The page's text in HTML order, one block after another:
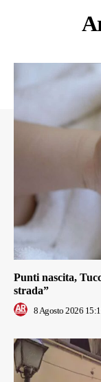
Punti nascita,
strada”
8 Agosto 2026